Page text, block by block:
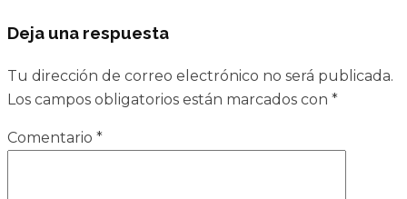
Deja una respuesta
Tu dirección de correo electrónico no será publicada.
Los campos obligatorios están marcados con *
Comentario *